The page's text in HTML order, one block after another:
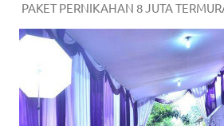
PAKET PERNIKAHAN 8 JUTA